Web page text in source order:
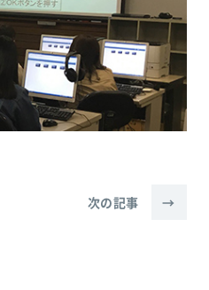
次の記事 →